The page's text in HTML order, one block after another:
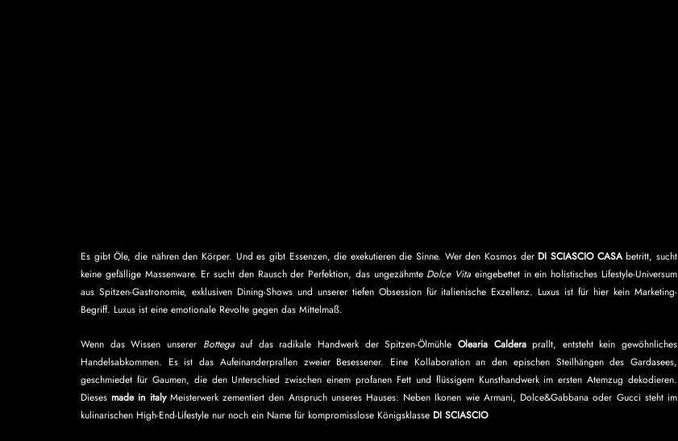
Es gibt Öle, die nähren den Körper. Und es gibt Essenzen, die exekutieren die Sinne. Wer den Kosmos der DI SCIASCIO CASA betritt, sucht
keine gefällige Massenware. Er sucht den Rausch der Perfektion, das ungezähmte Dolce Vita eingebettet in ein holistisches Lifestyle-Universum
aus Spitzen-Gastronomie, exklusiven Dining-Shows und unserer tiefen Obsession für italienische Exzellenz. Luxus ist für hier kein Marketing-
Begriff. Luxus ist eine emotionale Revolte gegen das Mittelmaß.
Wenn das Wissen unserer Bottega auf das radikale Handwerk der Spitzen-Ölmühle Olearia Caldera prallt, entsteht kein gewöhnliches
Handelsabkommen. Es ist das Aufeinanderprallen zweier Besessener. Eine Kollaboration an den epischen Steilhängen des Gardasees,
geschmiedet für Gaumen, die den Unterschied zwischen einem profanen Fett und flüssigem Kunsthandwerk im ersten Atemzug dekodieren.
Dieses made in italy Meisterwerk zementiert den Anspruch unseres Hauses: Neben Ikonen wie Armani, Dolce&Gabbana oder Gucci steht im
kulinarischen High-End-Lifestyle nur noch ein Name für kompromisslose Königsklasse DI SCIASCIO